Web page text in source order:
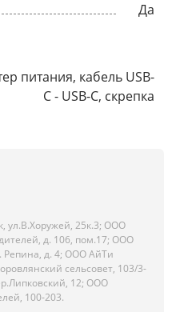
Да
питания, кабель USB-
C - USB-C, скрепка
ул.В.Хоружей, 25к.3; ООО
д. 106, пом.17; ООО
Репина, д. 4; ООО АйТи
сельсовет, 103/3-
12; ООО
100-203.